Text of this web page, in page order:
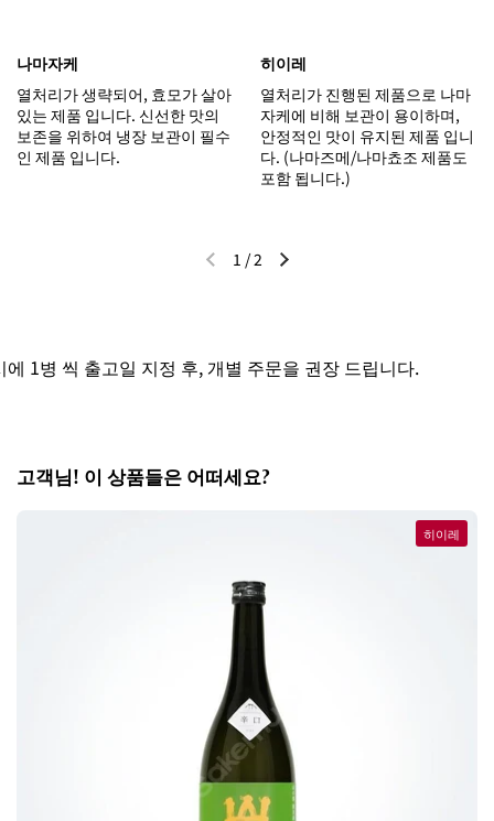
나마자케
열처리가 생략되어, 효모가 살아
있는 제품 입니다. 신선한 맛의
보존을 위하여 냉장 보관이 필수
인 제품 입니다.
히이레
열처리가 진행된 제품으로 나마
자케에 비해 보관이 용이하며,
안정적인 맛이 유지된 제품 입니
다. (나마즈메/나마쵸조 제품도
포함 됩니다.)
이전 슬라이드다음 슬라이드
1 /2
1병 씩 출고일 지정 후, 개별 주문을 권장 드립니다.
고객님! 이 상품들은 어떠세요?
히이레